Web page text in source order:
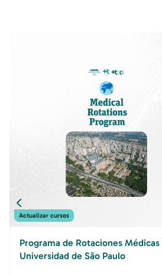
Actualizar cursos
Programa de Rotaciones Médicas
Universidad de São Paulo